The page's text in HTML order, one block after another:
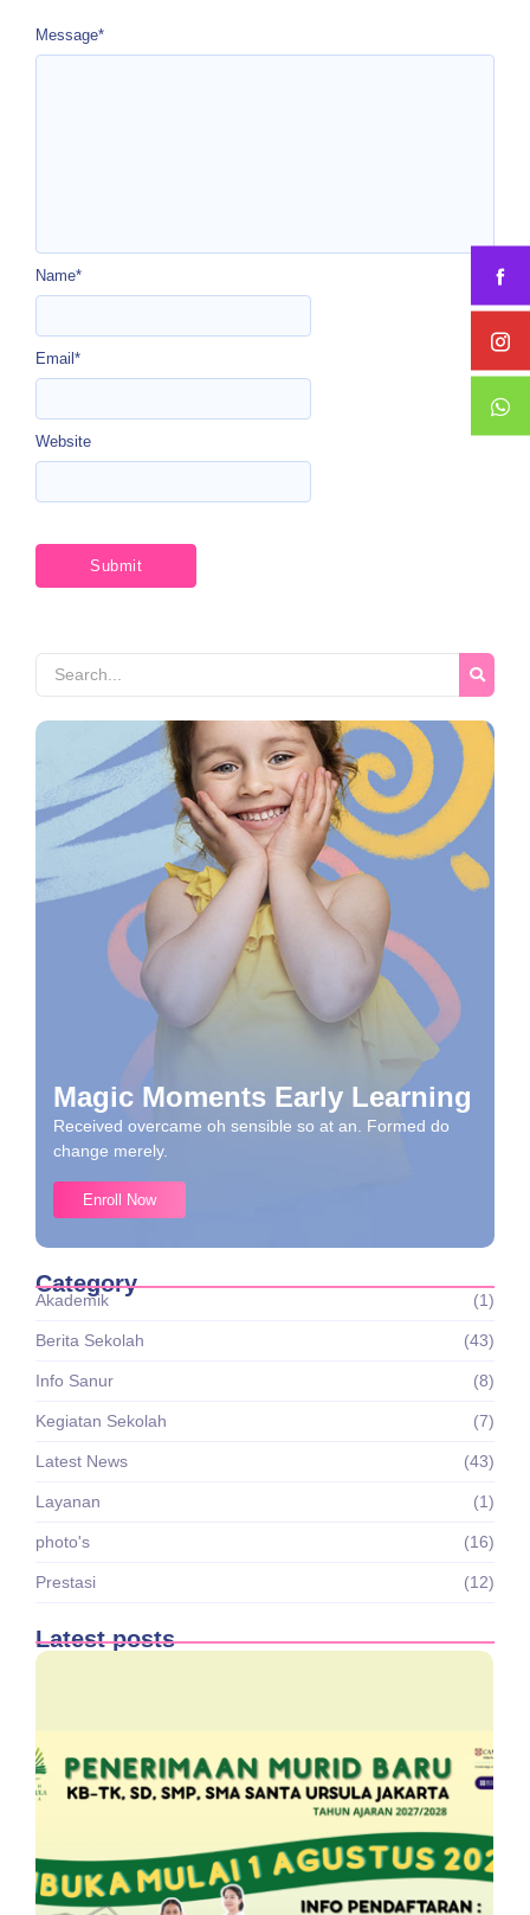
Message*
Name*
Email *
Website
Magic Moments Early Learning
Received overcame oh sensible so at an. Formed do
change merely.
Enroll Now
Category
Akademik (1)
Berita Sekolah (43)
Info Sanur (8)
Kegiatan Sekolah (7)
Latest News (43)
Layanan (1)
photo's (16)
Prestasi (12)
Latest posts